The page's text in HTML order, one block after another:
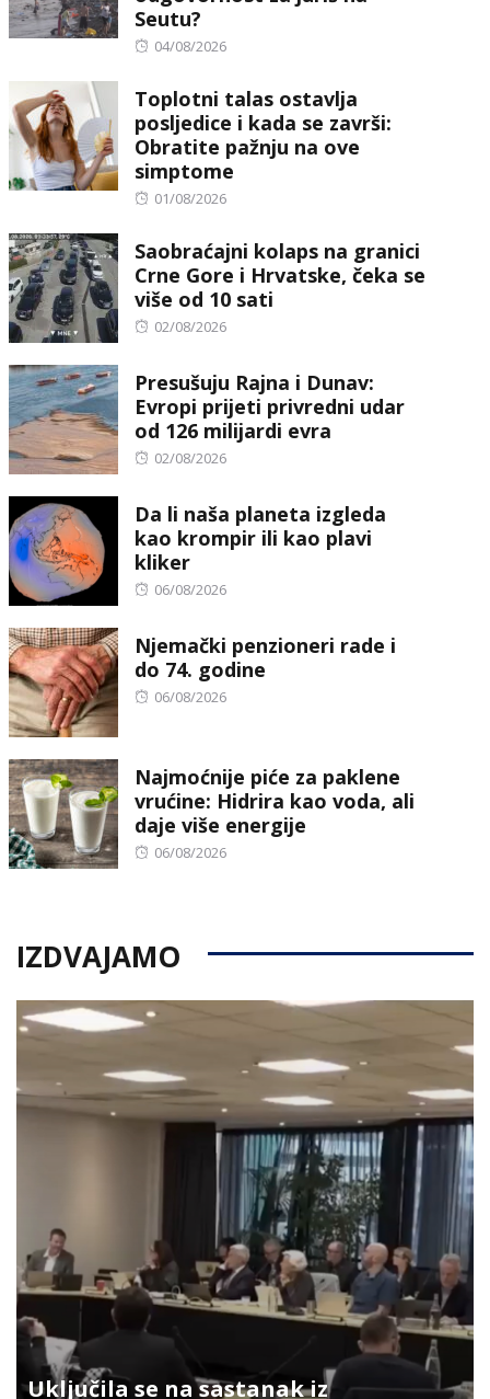
Seutu?
Posted
04/08/2026
Toplotni talas ostavlja
posljedice i kada se završi:
Obratite pažnju na ove
simptome
Posted
01/08/2026
Saobraćajni kolaps na granici
Crne Gore i Hrvatske, čeka se
više od 10 sati
Posted
02/08/2026
Presušuju Rajna i Dunav:
Evropi prijeti privredni udar
od 126 milijardi evra
Posted
02/08/2026
Da li naša planeta izgleda
kao krompir ili kao plavi
kliker
Posted
06/08/2026
Njemački penzioneri rade i
do 74. godine
Posted
06/08/2026
Najmoćnije piće za paklene
vrućine: Hidrira kao voda, ali
daje više energije
Posted
06/08/2026
IZDVAJAMO
Uključila se na sastanak iz